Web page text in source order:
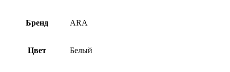
Бренд ARA
Цвет Белый